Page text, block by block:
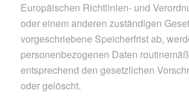
Europäischen Richtlinien- und
oder einem anderen zuständigen
vorgeschriebene Speicherfrist ab,
personenbezogenen Daten
entsprechend den gesetzlichen
oder gelöscht.